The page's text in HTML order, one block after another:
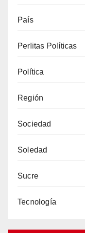
País
Perlitas Políticas
Política
Región
Sociedad
Soledad
Sucre
Tecnología